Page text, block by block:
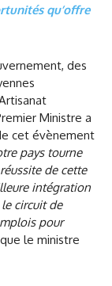
qu’offre
des
Ministre a
cet évènement
pays tourne
de cette
intégration
circuit de
pour
le ministre